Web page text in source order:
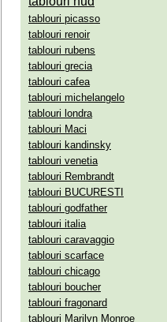
tablouri picasso
tablouri renoir
tablouri rubens
tablouri grecia
tablouri cafea
tablouri michelangelo
tablouri londra
tablouri Maci
tablouri kandinsky
tablouri venetia
tablouri Rembrandt
tablouri BUCURESTI
tablouri godfather
tablouri italia
tablouri caravaggio
tablouri scarface
tablouri chicago
tablouri boucher
tablouri fragonard
tablouri Marilyn Monroe